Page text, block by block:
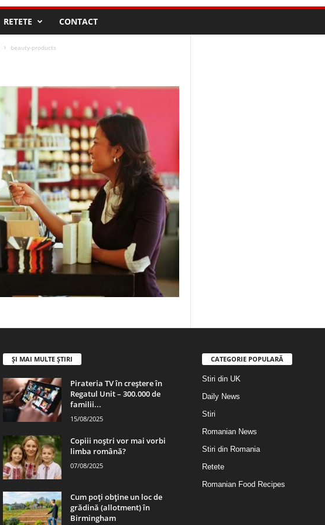
RETETE CONTACT
beauty-products
ȘI MAI MULTE ȘTIRI
Pirateria TV în creștere în
Regatul Unit – 300.000 de
familii...
15/08/2025
Copiii noștri vor mai vorbi
limba română?
07/08/2025
Cum poți obține un loc de
grădină (allotment) în
Birmingham
CATEGORIE POPULARĂ
Stiri din UK
Daily News
Stiri
Romanian News
Stiri din Romania
Retete
Romanian Food Recipes